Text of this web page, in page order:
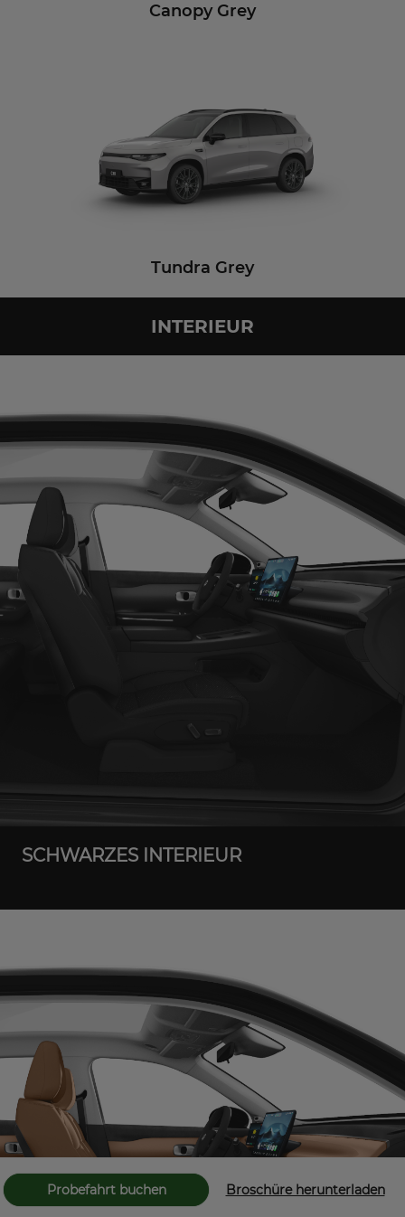
Canopy Grey
Tundra Grey
INTERIEUR
SCHWARZES INTERIEUR
Probefahrt buchen Broschüre herunterladen